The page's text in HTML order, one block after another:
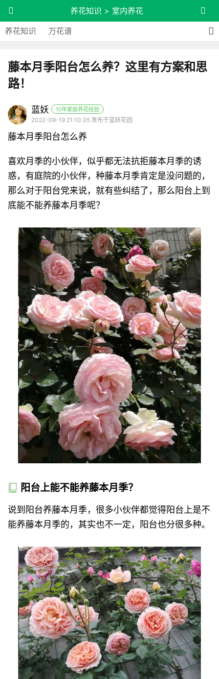
养花知识 > 室内养花
养花知识 万花谱
藤本月季阳台怎么养？这里有方案和思
路！
蓝妖 10年家庭养花经验
2022-09-19 21:10:35 发布于蓝妖花园
藤本月季阳台怎么养
喜欢月季的小伙伴，似乎都无法抗拒藤本月季的诱
惑，有庭院的小伙伴，种藤本月季肯定是没问题的，
那么对于阳台党来说，就有些纠结了，那么阳台上到
底能不能养藤本月季呢？
阳台上能不能养藤本月季？
说到阳台养藤本月季，很多小伙伴都觉得阳台上是不
能养藤本月季的，其实也不一定，阳台也分很多种。